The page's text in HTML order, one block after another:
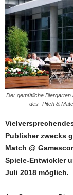
Der gemütliche
des "Pitch &
Publisher zwecks
Match @
Spiele-Entwickler
Juli 2018 möglich.